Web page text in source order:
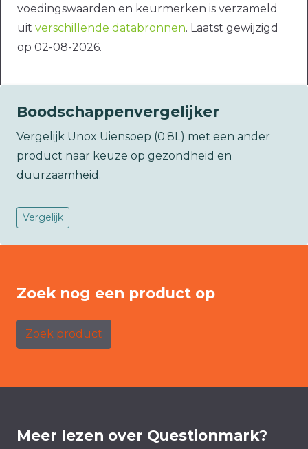
voedingswaarden en keurmerken is verzameld
uit verschillende databronnen. Laatst gewijzigd
op 02-08-2026.
Boodschappenvergelijker
Vergelijk Unox Uiensoep (0.8L) met een ander
product naar keuze op gezondheid en
duurzaamheid.
Vergelijk
Zoek nog een product op
Zoek product
Meer lezen over Questionmark?